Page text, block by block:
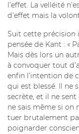
l’effet. La velléité
d’effet mais la
Suit cette
pensée de Kant : «
Mais dès lors un
à convoquer tout
enfin l’intention de
qui est blessé. Il ne
secrète, et il ne
ne sais même si on
tuer brutalement
poignarder